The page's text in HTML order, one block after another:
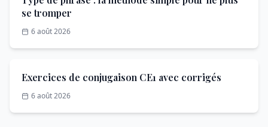
se tromper
6 août 2026
Exercices de conjugaison CE1 avec corrigés
6 août 2026